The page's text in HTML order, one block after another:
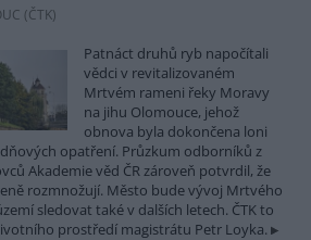
(ČTK)
Patnáct druhů ryb napočítali
vědci v revitalizovaném
Mrtvém rameni řeky Moravy
na jihu Olomouce, jehož
obnova byla dokončena loni
opatření. Průzkum odborníků z
Akademie věd ČR zároveň potvrdil, že
rozmnožují. Město bude vývoj Mrtvého
sledovat také v dalších letech. ČTK to
prostředí magistrátu Petr Loyka.